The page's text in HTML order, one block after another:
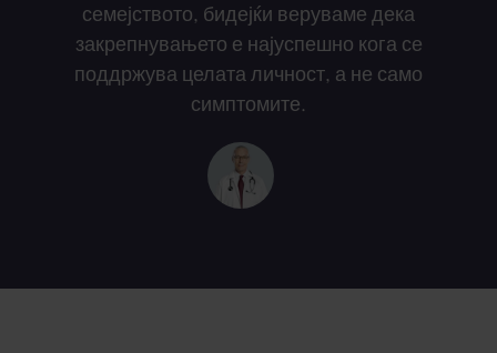
семејството, бидејќи веруваме дека
закрепнувањето е најуспешно кога се
поддржува целата личност, а не само
симптомите.